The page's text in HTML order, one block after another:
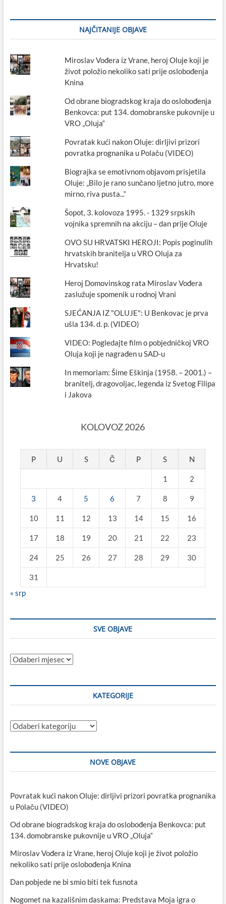
NAJČITANIJE OBJAVE
Miroslav Vođera iz Vrane, heroj Oluje koji je
život položio nekoliko sati prije oslobođenja
Knina
Od obrane biogradskog kraja do oslobođenja
Benkovca: put 134. domobranske pukovnije u
VRO „Oluja“
Povratak kući nakon Oluje: dirljivi prizori
povratka prognanika u Polaču (VIDEO)
Biograjka se emotivnom objavom prisjetila
Oluje: „Bilo je rano sunčano ljetno jutro, more
mirno, riva pusta...“
Šopot, 3. kolovoza 1995. - 1329 srpskih
vojnika spremnih na akciju – dan prije Oluje
OVO SU HRVATSKI HEROJI: Popis poginulih
hrvatskih branitelja u VRO Oluja za
Hrvatsku!
Heroj Domovinskog rata Miroslav Vođera
zaslužuje spomenik u rodnoj Vrani
SJEĆANJA IZ "OLUJE": U Benkovac je prva
ušla 134. d. p. (VIDEO)
VIDEO: Pogledajte film o pobjedničkoj VRO
Oluja koji je nagrađen u SAD-u
In memoriam: Šime Eškinja (1958. – 2001.) –
branitelj, dragovoljac, legenda iz Svetog Filipa
i Jakova
KOLOVOZ 2026
P U S Č P S N
1 2
3 4 5 6 7 8 9
10 11 12 13 14 15 16
17 18 19 20 21 22 23
24 25 26 27 28 29 30
31
« srp
SVE OBJAVE
Sve
KATEGORIJE
Kategorije
NOVE OBJAVE
Povratak kući nakon Oluje: dirljivi prizori povratka prognanika
u Polaču (VIDEO)
Od obrane biogradskog kraja do oslobođenja Benkovca: put
134. domobranske pukovnije u VRO „Oluja“
Miroslav Vođera iz Vrane, heroj Oluje koji je život položio
nekoliko sati prije oslobođenja Knina
Dan pobjede ne bi smio biti tek fusnota
Nogomet na kazališnim daskama: Predstava Moja igra o